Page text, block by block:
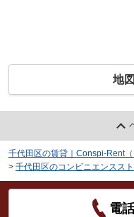
地
千代田区の賃貸｜Conspi-Rent（
> 千代田区のコンビニエンスス
電